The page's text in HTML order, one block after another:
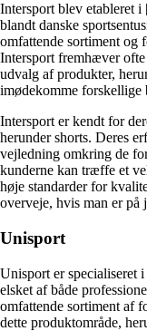
Intersport blev etableret
blandt danske
omfattende sortiment og
Intersport fremhæver
udvalg af produkter,
imødekomme forskellige
Intersport er kendt for
herunder shorts. Deres
vejledning omkring de
kunderne kan træffe et
høje standarder for
overveje, hvis man er på
Unisport
Unisport er specialiseret
elsket af både
omfattende sortiment af
dette produktområde,